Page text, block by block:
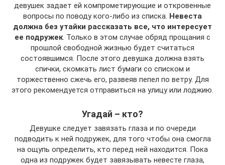
девушек задает ей компрометирующие и откровенные
вопросы по поводу кого-либо из списка. Невеста
должна без утайки рассказать все, что интересует
ее подружек. Только в этом случае обряд прощания с
прошлой свободной жизнью будет считаться
состоявшимся. После этого девушка должна взять
спички, скомкать лист бумаги со списком и
торжественно сжечь его, развеяв пепел по ветру. Для
этого рекомендуется отправиться на улицу или лоджию.
Угадай – кто?
Девушке следует завязать глаза и по очереди
подводить к ней подружек, для того чтобы она смогла
на ощупь определить, кто перед ней находится. Пока
одна из подружек будет завязывать невесте глаза,